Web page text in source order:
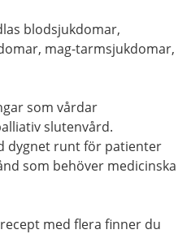
blodsjukdomar,
mag-tarmsjukdomar,
som vårdar
slutenvård.
dygnet runt för patienter
som behöver medicinska
med flera finner du